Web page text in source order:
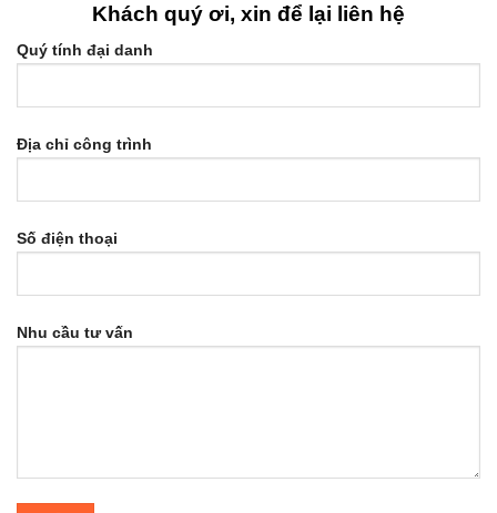
Khách quý ơi, xin để lại liên hệ
Quý tính đại danh
Địa chỉ công trình
Số điện thoại
Nhu cầu tư vấn